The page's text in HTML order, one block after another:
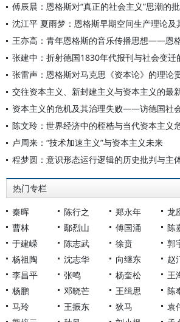
傅辰晨：恩格斯对“真正的社会主义”思潮的
沈江平 夏雨梦：恩格斯早期空间生产理论及
张雷声：恩格斯对马克思《资本论》的理论
资本主义的危机及其治理失败——访德国社
陈文玲：世界经济中的桎梏与当代资本主义
卢周来：“技术加速主义”与资本主义未来
热门专栏
秦晖 陈行之 郑永年 龙
曹林
鄢烈山 傅国涌 陈
于建嵘
陈志武 徐贲 郭
杨祖陶
沈志华 向继东 赵
李昌平
张鸣 杨奎松 王
杨鹏
邓晓芒 王缉思 陈
马玲
王振东 狄马 袁